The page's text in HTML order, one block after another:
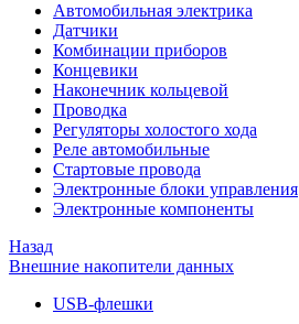
Автомобильная электрика
Датчики
Комбинации приборов
Концевики
Наконечник кольцевой
Проводка
Регуляторы холостого хода
Реле автомобильные
Стартовые провода
Электронные блоки управления
Электронные компоненты
Назад
Внешние накопители данных
USB-флешки